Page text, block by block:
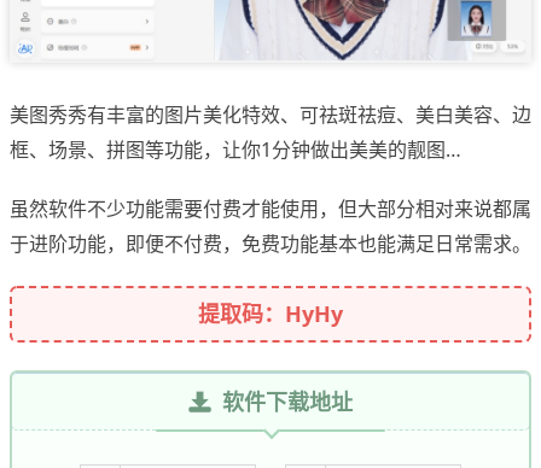
美图秀秀有丰富的图片美化特效、可祛斑祛痘、美白美容、边
框、场景、拼图等功能，让你1分钟做出美美的靓图…
虽然软件不少功能需要付费才能使用，但大部分相对来说都属
于进阶功能，即便不付费，免费功能基本也能满足日常需求。
提取码：HyHy
软件下载地址